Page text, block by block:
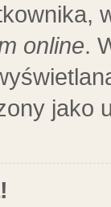
online.
jako